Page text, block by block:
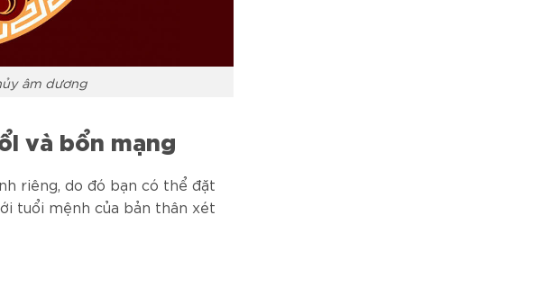
âm dương
và bổn mạng
riêng, do đó bạn có thể đặt
tuổi mệnh của bản thân xét